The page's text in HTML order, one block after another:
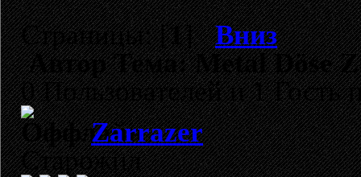
Страницы: [1]Вниз
АвторТема: Metal Döse
0 Пользователей и 1 Гость
Zarrazer
Старожил